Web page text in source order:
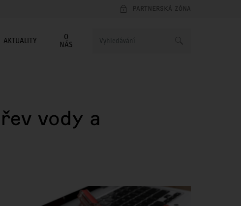
PARTNERSKÁ ZÓNA
AKTUALITY
O
NÁS
vody a